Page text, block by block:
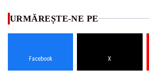
URMĂREȘTE-NE PE
Facebook X